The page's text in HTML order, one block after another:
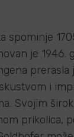
spominje
je 1946.
prerasla
i
Svojim
prikolica,